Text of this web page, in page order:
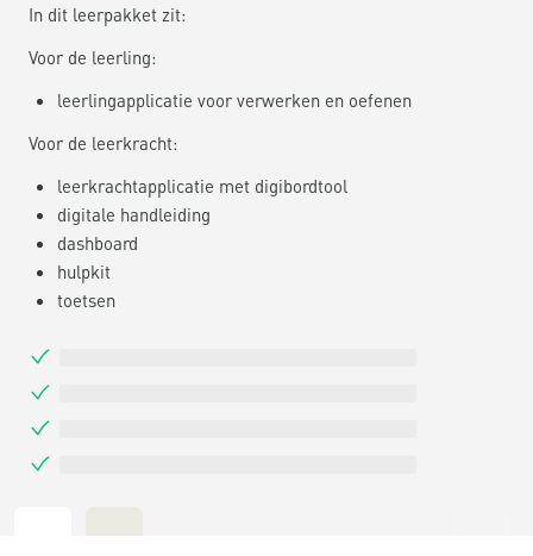
In dit leerpakket zit:
Voor de leerling:
leerlingapplicatie voor verwerken en oefenen
Voor de leerkracht:
leerkrachtapplicatie met digibordtool
digitale handleiding
dashboard
hulpkit
toetsen